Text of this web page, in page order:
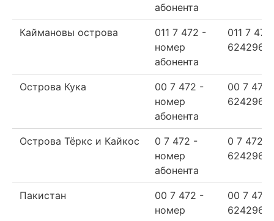
абонента
Каймановы острова
011 7 472 -
номер
абонента
011 7 472
624296
Острова Кука
00 7 472 -
номер
абонента
00 7 472
624296
Острова Тёркс и Кайкос
0 7 472 -
номер
абонента
0 7 472
624296
Пакистан
00 7 472 -
номер
00 7 472
624296